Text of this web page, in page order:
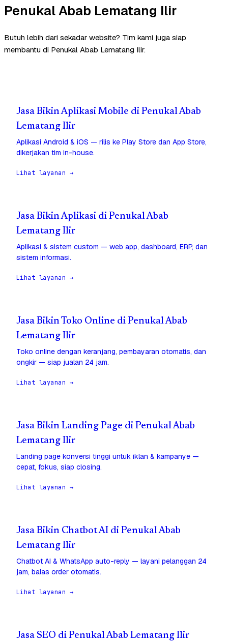
Penukal Abab Lematang Ilir
Butuh lebih dari sekadar website? Tim kami juga siap
membantu di Penukal Abab Lematang Ilir.
Jasa Bikin Aplikasi Mobile di Penukal Abab
Lematang Ilir
Aplikasi Android & iOS — rilis ke Play Store dan App Store,
dikerjakan tim in-house.
Lihat layanan →
Jasa Bikin Aplikasi di Penukal Abab
Lematang Ilir
Aplikasi & sistem custom — web app, dashboard, ERP, dan
sistem informasi.
Lihat layanan →
Jasa Bikin Toko Online di Penukal Abab
Lematang Ilir
Toko online dengan keranjang, pembayaran otomatis, dan
ongkir — siap jualan 24 jam.
Lihat layanan →
Jasa Bikin Landing Page di Penukal Abab
Lematang Ilir
Landing page konversi tinggi untuk iklan & kampanye —
cepat, fokus, siap closing.
Lihat layanan →
Jasa Bikin Chatbot AI di Penukal Abab
Lematang Ilir
Chatbot AI & WhatsApp auto-reply — layani pelanggan 24
jam, balas order otomatis.
Lihat layanan →
Jasa SEO di Penukal Abab Lematang Ilir